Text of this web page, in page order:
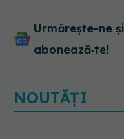
Urmărește-ne
abonează‑te!
NOUTĂȚI